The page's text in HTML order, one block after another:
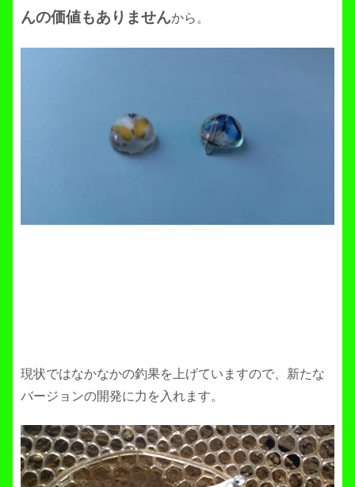
んの価値もありませんから。
現状ではなかなかの釣果を上げていますので、新たな
バージョンの開発に力を入れます。